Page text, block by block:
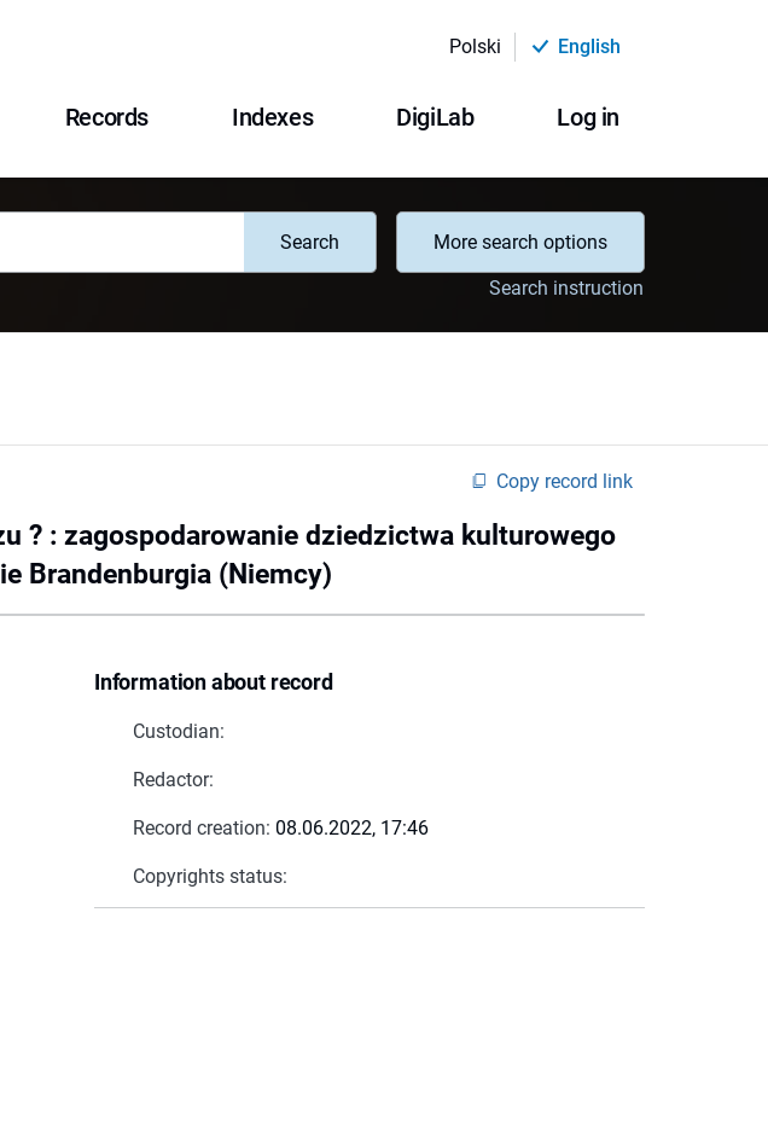
Polski English
Records Indexes DigiLab Log in
Search
More search options
Search instruction
Copy record link
? : zagospodarowanie dziedzictwa kulturowego
Brandenburgia (Niemcy)
Information about record
Custodian:
Redactor:
Record creation: 08.06.2022, 17:46
Copyrights status: